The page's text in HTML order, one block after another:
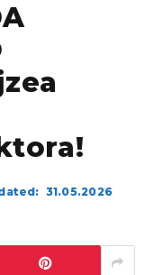
31.05.2026